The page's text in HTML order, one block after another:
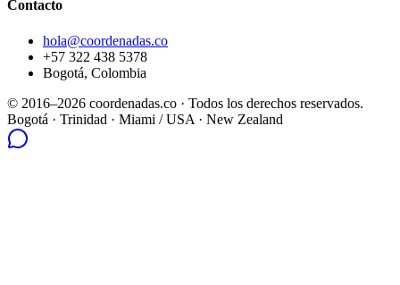
Contacto
hola@coordenadas.co
+57 322 438 5378
Bogotá, Colombia
© 2016–2026 coordenadas.co · Todos los derechos reservados.
Bogotá · Trinidad · Miami / USA · New Zealand